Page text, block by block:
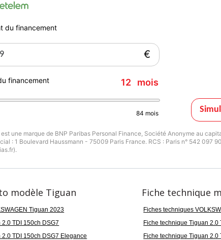
Constructeur jusqu'au 5ème anniversaire
métallisée
Puissance réelle
mécanique
du financement
€
financement 12 mois
84 mois
une marque de BNP Paribas Personal Finance, Société Anonyme au
: 1 Boulevard Haussmann - 75009 Paris France. RCS : Paris n° 542 097
modèle Tiguan
Tiguan 2023
TDI 150ch DSG7
2.0 TDI 150ch DSG7 Elegance
Fiche technique
Fiches techniques
Fiche technique Tiguan 2.0
Fiche technique Tiguan 2.0